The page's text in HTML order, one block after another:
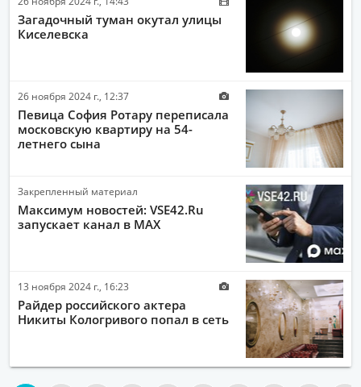
Загадочный туман окутал улицы
Киселевска
26 ноября 2024 г., 12:37
Певица София Ротару переписала
московскую квартиру на 54-
летнего сына
Закрепленный материал
Максимум новостей: VSE42.Ru
запускает канал в MAX
13 ноября 2024 г., 16:23
Райдер российского актера
Никиты Кологривого попал в сеть